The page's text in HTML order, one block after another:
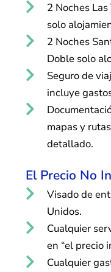
2 Noches
solo
2 Noches
Doble solo
Seguro de
incluye
mapas y
detallado.
El Precio No
Visado de
Unidos.
Cualquier
en “el precio
Cualquier